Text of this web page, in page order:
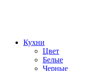
Кухни
Цвет
Белые
Черные